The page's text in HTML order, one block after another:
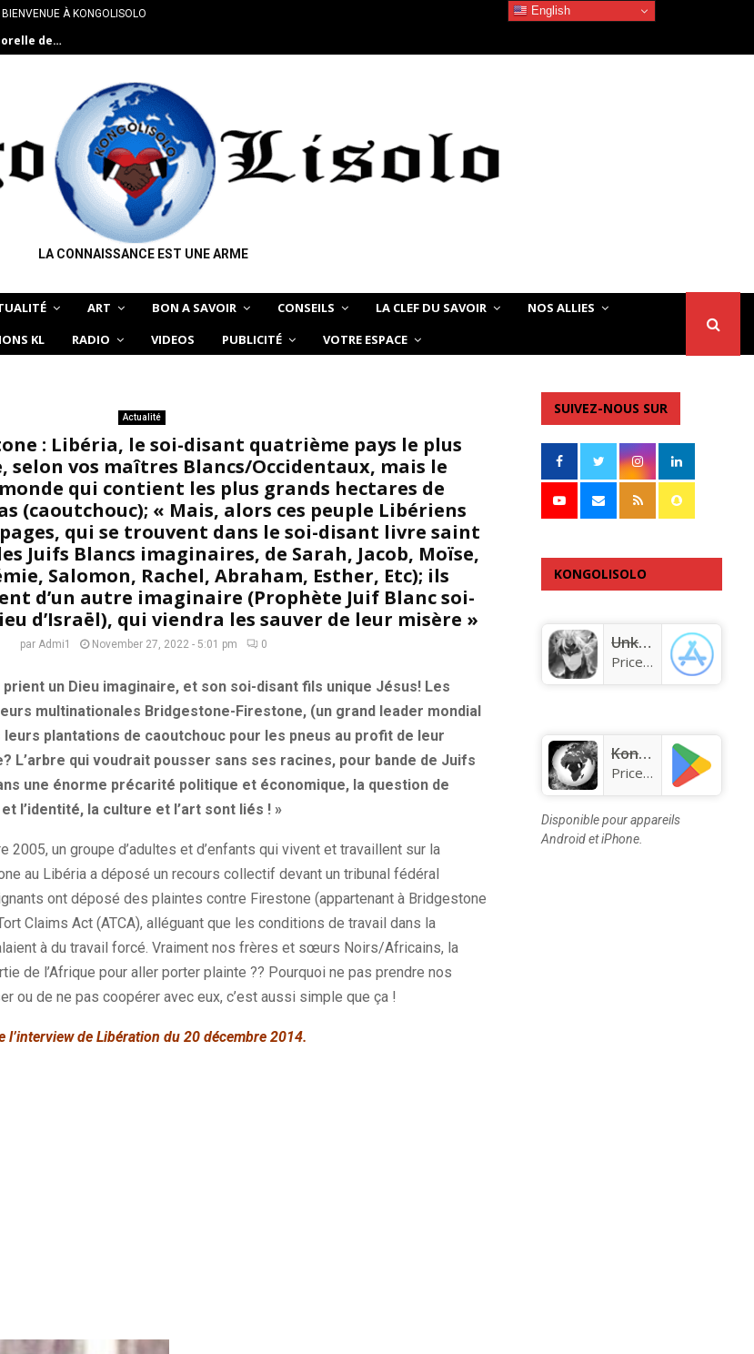
BIENVENUE À KONGOLISOLO
de…
LA CONNAISSANCE EST UNE ARME
ART BON A SAVOIR CONSEILS LA CLEF DU SAVOIR
NOS ALLIES
KL RADIO VIDEOS PUBLICITÉ VOTRE ESPACE
Actualité
: Libéria, le soi-disant quatrième pays le plus
selon vos maîtres Blancs/Occidentaux, mais le
qui contient les plus grands hectares de
(caoutchouc); « Mais, alors ces peuple Libériens
qui se trouvent dans le soi-disant livre saint
Juifs Blancs imaginaires, de Sarah, Jacob, Moïse,
Salomon, Rachel, Abraham, Esther, Etc); ils
d’un autre imaginaire (Prophète Juif Blanc soi-
d’Israël), qui viendra les sauver de leur misère »
par Admi1 November 27, 2022 - 5:01 pm 0
prient un Dieu imaginaire, et son soi-disant fils unique Jésus! Les
multinationales Bridgestone-Firestone, (un grand leader mondial
plantations de caoutchouc pour les pneus au profit de leur
L’arbre qui voudrait pousser sans ses racines, pour bande de Juifs
une énorme précarité politique et économique, la question de
l’identité, la culture et l’art sont liés ! »
2005, un groupe d’adultes et d’enfants qui vivent et travaillent sur la
au Libéria a déposé un recours collectif devant un tribunal fédéral
ont déposé des plaintes contre Firestone (appartenant à Bridgestone
Claims Act (ATCA), alléguant que les conditions de travail dans la
à du travail forcé. Vraiment nos frères et sœurs Noirs/Africains, la
de l’Afrique pour aller porter plainte ?? Pourquoi ne pas prendre nos
ou de ne pas coopérer avec eux, c’est aussi simple que ça !
l’interview de Libération du 20 décembre 2014.
SUIVEZ-NOUS SUR
KONGOLISOLO
Unknown app
Price:Free
KongoLisolo
Price:Free
Disponible pour appareils
Android et iPhone.
English